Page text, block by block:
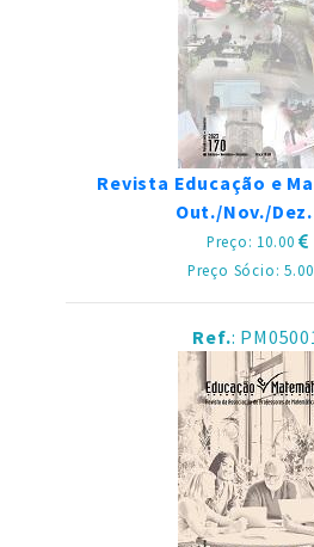
Revista Educação e
Out./Nov./Dez.
Preço: 10.00
Preço Sócio:
Ref.: